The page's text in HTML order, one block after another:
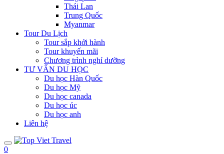
Thái Lan
Trung Quốc
Myanmar
Tour Du Lịch
Tour sắp khởi hành
Tour khuyến mãi
Chương trình nghỉ dưỡng
TƯ VẤN DU HỌC
Du học Hàn Quốc
Du học Mỹ
Du học canada
Du học úc
Du học anh
Liên hệ
0